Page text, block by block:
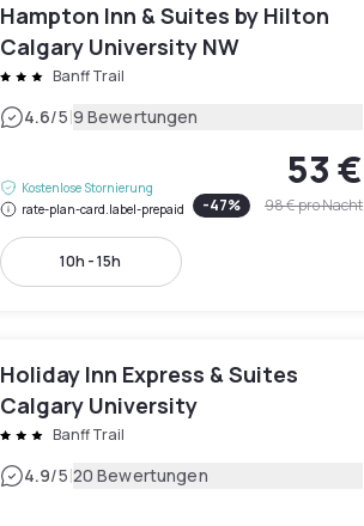
Hampton Inn & Suites by Hilton
Calgary University NW
Banff Trail
4.6/5|9 Bewertungen
Kostenlose Stornierung
rate-plan-card.label-prepaid
53 €
-47% 98 €pro Nacht
10h - 15h
Holiday Inn Express & Suites
Calgary University
Banff Trail
4.9/5|20 Bewertungen